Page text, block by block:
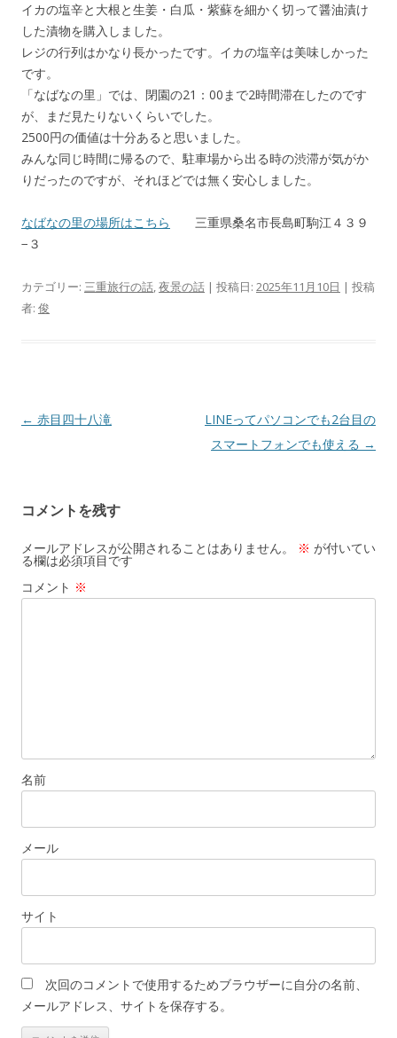
イカの塩辛と大根と生姜・白瓜・紫蘇を細かく切って醤油漬け
した漬物を購入しました。
レジの行列はかなり長かったです。イカの塩辛は美味しかった
です。
「なばなの里」では、閉園の21：00まで2時間滞在したのです
が、まだ見たりないくらいでした。
2500円の価値は十分あると思いました。
みんな同じ時間に帰るので、駐車場から出る時の渋滞が気がか
りだったのですが、それほどでは無く安心しました。
なばなの里の場所はこちら
三重県桑名市長島町駒江４３９
−３
カテゴリー: 三重旅行の話,夜景の話 | 投稿日: 2025年11月10日 | 投稿
者: 俊
投
ゲ
ー
シ
ョ
← 赤目四十八滝
LINEってパソコンでも2台目の
スマートフォンでも使える →
コメントを残す
メールアドレスが公開されることはありません。 ※ が付いてい
る欄は必須項目です
コメント ※
名前
メール
サイト
次回のコメントで使用するためブラウザーに自分の名前、
メールアドレス、サイトを保存する。